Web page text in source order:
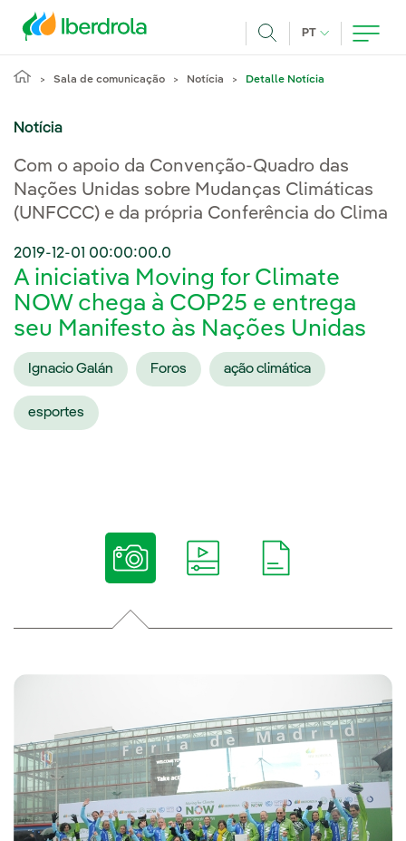
PT IDIOMA ATUAL,
Sala de comunicação Notícia Detalle Notícia
Notícia
Com o apoio da Convenção-Quadro das
Nações Unidas sobre Mudanças Climáticas
(UNFCCC) e da própria Conferência do Clima
2019-12-01 00:00:00.0
A iniciativa Moving for Climate
NOW chega à COP25 e entrega
seu Manifesto às Nações Unidas
Ignacio Galán Foros ação climática
esportes